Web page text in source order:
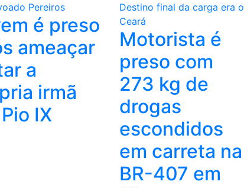
Pereiros
é preso
ameaçar
a
irmã
IX
Destino final da carga era o
Ceará
Motorista é
preso com
273 kg de
drogas
escondidos
em carreta na
BR-407 em